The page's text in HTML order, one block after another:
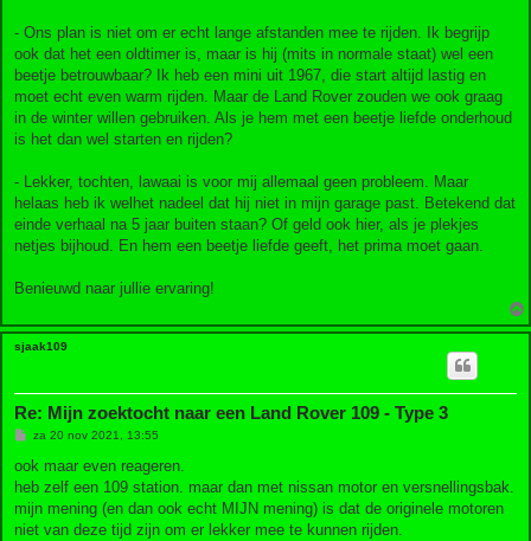
- Ons plan is niet om er echt lange afstanden mee te rijden. Ik begrijp
ook dat het een oldtimer is, maar is hij (mits in normale staat) wel een
beetje betrouwbaar? Ik heb een mini uit 1967, die start altijd lastig en
moet echt even warm rijden. Maar de Land Rover zouden we ook graag
in de winter willen gebruiken. Als je hem met een beetje liefde onderhoud
is het dan wel starten en rijden?
- Lekker, tochten, lawaai is voor mij allemaal geen probleem. Maar
helaas heb ik welhet nadeel dat hij niet in mijn garage past. Betekend dat
einde verhaal na 5 jaar buiten staan? Of geld ook hier, als je plekjes
netjes bijhoud. En hem een beetje liefde geeft, het prima moet gaan.
Benieuwd naar jullie ervaring!
sjaak109
Re: Mijn zoektocht naar een Land Rover 109 - Type 3
B
r
c
h
t
za 20 nov 2021, 13:55
ook maar even reageren.
heb zelf een 109 station. maar dan met nissan motor en versnellingsbak.
mijn mening (en dan ook echt MIJN mening) is dat de originele motoren
niet van deze tijd zijn om er lekker mee te kunnen rijden.